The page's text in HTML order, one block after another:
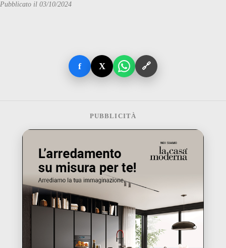
Pubblicato il 03/10/2024
f X 🔗
PUBBLICITÀ